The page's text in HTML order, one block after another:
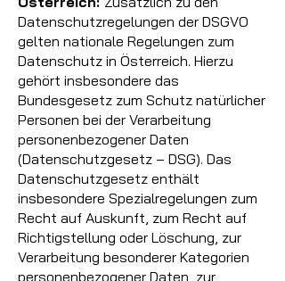
Datenschutzregelungen der DSGVO
gelten nationale Regelungen zum
Datenschutz in Österreich. Hierzu
gehört insbesondere das
Bundesgesetz zum Schutz natürlicher
Personen bei der Verarbeitung
personenbezogener Daten
(Datenschutzgesetz – DSG). Das
Datenschutzgesetz enthält
insbesondere Spezialregelungen zum
Recht auf Auskunft, zum Recht auf
Richtigstellung oder Löschung, zur
Verarbeitung besonderer Kategorien
personenbezogener Daten, zur